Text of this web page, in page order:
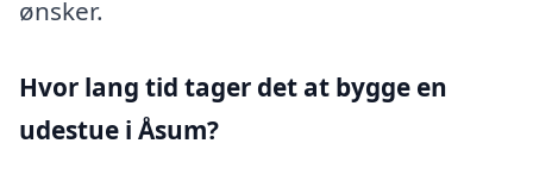
ønsker.
Hvor lang tid tager det at bygge en
udestue i Åsum?